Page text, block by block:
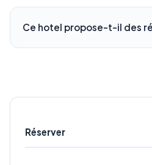
Ce hotel propose-t-il des
Réserver